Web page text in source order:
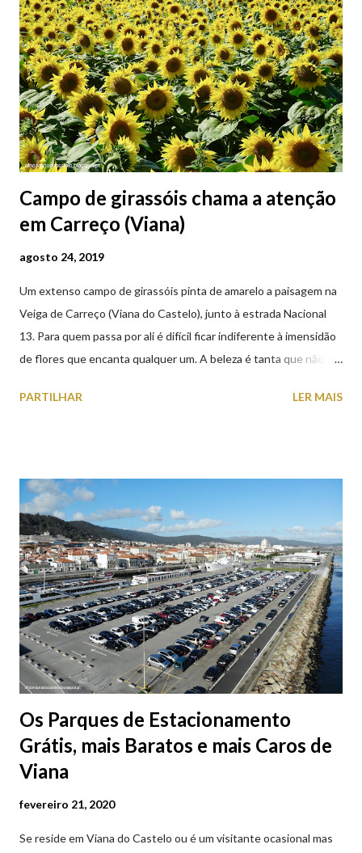
Campo de girassóis chama a atenção
em Carreço (Viana)
agosto 24, 2019
Um extenso campo de girassóis pinta de amarelo a paisagem na
Veiga de Carreço (Viana do Castelo), junto à estrada Nacional
13. Para quem passa por ali é difícil ficar indiferente à imensidão
de flores que encanta qualquer um. A beleza é tanta que não
aproveite a paisagem como cenário para tirar algumas
PARTILHAR LER MAIS
Os Parques de Estacionamento
Grátis, mais Baratos e mais Caros de
Viana
fevereiro 21, 2020
Se reside em Viana do Castelo ou é um visitante ocasional mas